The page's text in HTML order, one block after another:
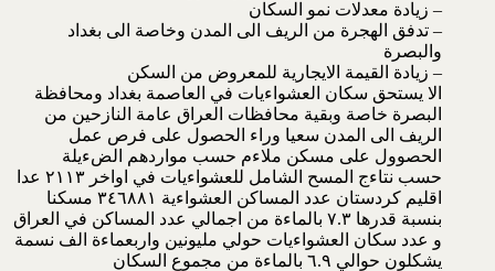
– زيادة معدلات نمو السكان
– تدفق الهجرة من الريف الى المدن وخاصة الى بغداد
والبصرة
– زيادة القيمة الايجارية للمعروض من السكن
الا يستحق سكان العشواءيات في العاصمة بغداد ومحافظة
البصرة خاصة وبقية محافظات العراق عامة النازحين من
الريف الى المدن سعيا وراء الحصول على فرص عمل
الحصوول على مسكن ملاءم حسب مواردهم الضءيلة
حسب نتاءج المسح الشامل للعشواءيات في اواخر ٢١١٣ عدا
اقليم كردستان عدد المساكن العشواءية ٣٤٦٨٨١ مسكنا
بنسبة قدرها ٧.٣ بالماءة من اجمالي عدد المساكن في العراق
و عدد سكان العشواءيات حولي مليونين واربعماءة الف نسمة
يشكلون حوالي ٦.٩ بالماءة من مجموع السكان